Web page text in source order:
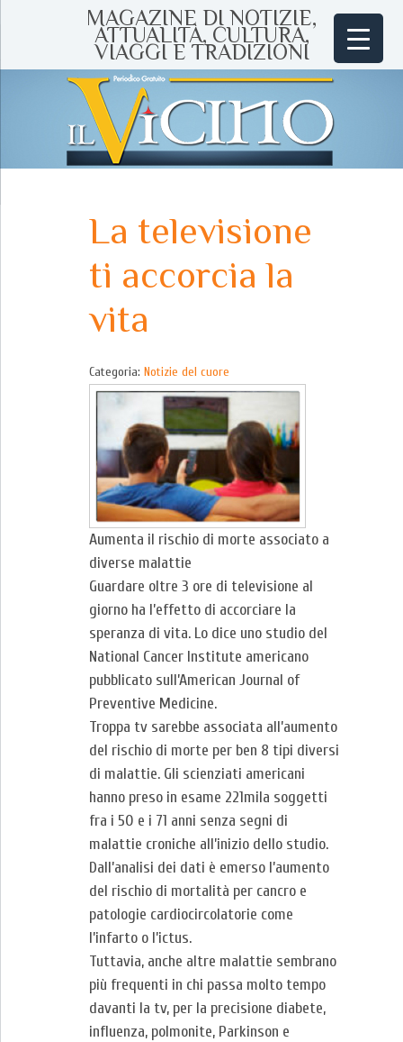
MAGAZINE DI NOTIZIE,
ATTUALITÀ, CULTURA,
VIAGGI E TRADIZIONI
La televisione
ti accorcia la
vita
Categoria: Notizie del cuore
Aumenta il rischio di morte associato a
diverse malattie
Guardare oltre 3 ore di televisione al
giorno ha l’effetto di ac­corciare la
speranza di vita. Lo dice uno studio del
National Cancer Institute americano
pubblicato sull’American Journal of
Preventive Medicine.
Troppa tv sarebbe associata all’aumento
del rischio di morte per ben 8 tipi diversi
di malattie. Gli scienziati americani
hanno pre­so in esame 221mila soggetti
fra i 50 e i 71 anni senza segni di
malattie croniche all’inizio dello studio.
Dall’analisi dei dati è emerso l’aumento
del rischio di mortalità per cancro e
patologie cardiocircolatorie come
l’infarto o l’ictus.
Tuttavia, anche altre malattie sembrano
più frequenti in chi pas­sa molto tempo
davanti la tv, per la precisione diabete,
influen­za, polmonite, Parkinson e